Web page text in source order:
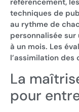
techniques de
au rythme de
personnalisée
à un mois. Les
l’assimilation des
La
pour